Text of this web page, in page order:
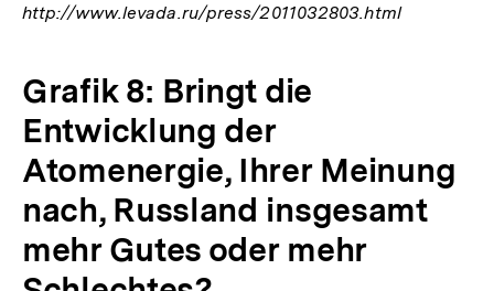
http://www.levada.ru/press/2011032803.html
Grafik 8: Bringt die
Entwicklung der
Atomenergie, Ihrer Meinung
nach, Russland insgesamt
mehr Gutes oder mehr